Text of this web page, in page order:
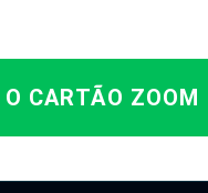
CARTÃO ZOOM